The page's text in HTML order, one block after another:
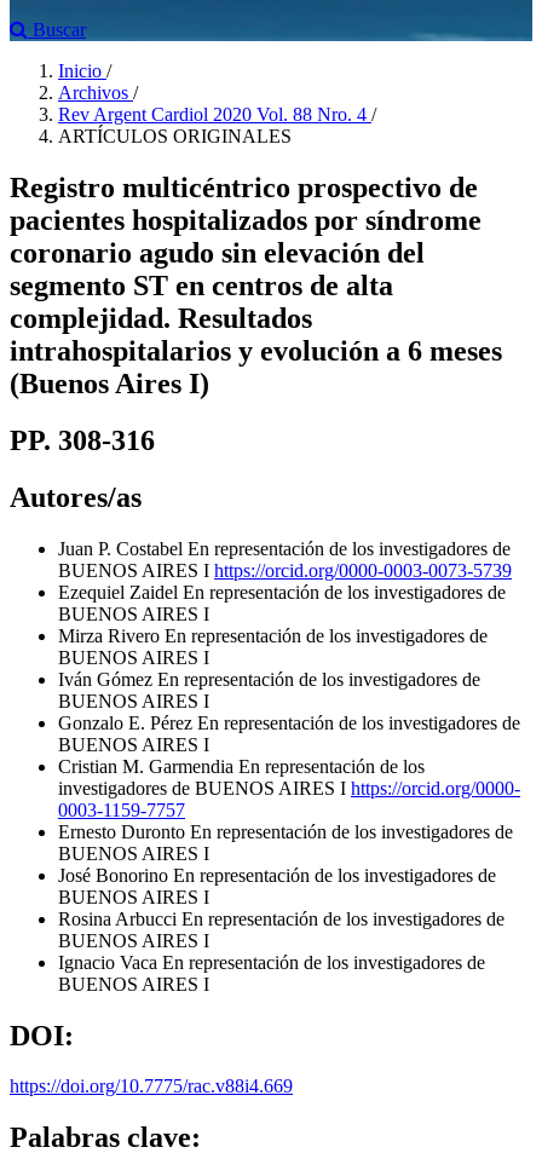
Buscar
Inicio /
Archivos /
Rev Argent Cardiol 2020 Vol. 88 Nro. 4 /
ARTÍCULOS ORIGINALES
Registro multicéntrico prospectivo de
pacientes hospitalizados por síndrome
coronario agudo sin elevación del
segmento ST en centros de alta
complejidad. Resultados
intrahospitalarios y evolución a 6 meses
(Buenos Aires I)
PP. 308-316
Autores/as
Juan P. Costabel En representación de los investigadores de
BUENOS AIRES I https://orcid.org/0000-0003-0073-5739
Ezequiel Zaidel En representación de los investigadores de
BUENOS AIRES I
Mirza Rivero En representación de los investigadores de
BUENOS AIRES I
Iván Gómez En representación de los investigadores de
BUENOS AIRES I
Gonzalo E. Pérez En representación de los investigadores de
BUENOS AIRES I
Cristian M. Garmendia En representación de los
investigadores de BUENOS AIRES I https://orcid.org/0000-
0003-1159-7757
Ernesto Duronto En representación de los investigadores de
BUENOS AIRES I
José Bonorino En representación de los investigadores de
BUENOS AIRES I
Rosina Arbucci En representación de los investigadores de
BUENOS AIRES I
Ignacio Vaca En representación de los investigadores de
BUENOS AIRES I
DOI:
https://doi.org/10.7775/rac.v88i4.669
Palabras clave: